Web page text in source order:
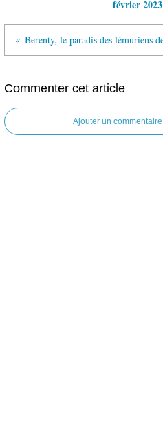
février 2023
Commenter cet article
Ajouter un commentaire